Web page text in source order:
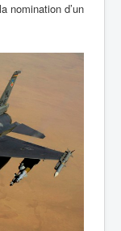
nomination d’un